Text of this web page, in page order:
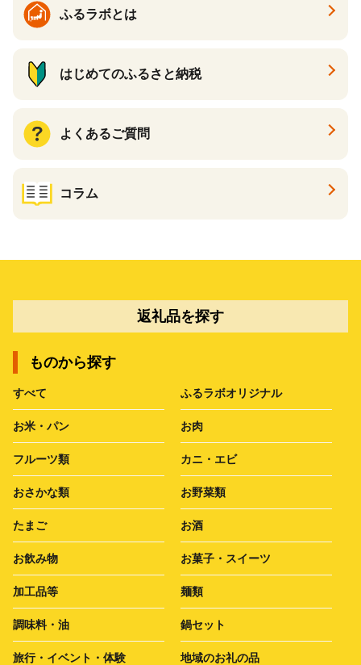
ふるラボとは
はじめてのふるさと納税
よくあるご質問
コラム
返礼品を探す
ものから探す
すべて ふるラボオリジナル
お米・パン お肉
フルーツ類 カニ・エビ
おさかな類 お野菜類
たまご お酒
お飲み物 お菓子・スイーツ
加工品等 麺類
調味料・油 鍋セット
旅行・イベント・体験 地域のお礼の品